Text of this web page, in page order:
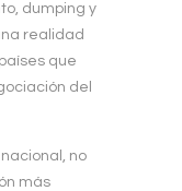
dumping y
realidad
que
del
no
más